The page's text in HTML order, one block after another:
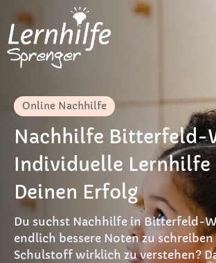
LRS
DaF
Preise
FAQ
Online Nachhilfe
Nachhilfe Bitterfeld-
Individuelle Lernhilfe
Deinen Erfolg
Du suchst Nachhilfe in Bitterfeld-
endlich bessere Noten zu
Schulstoff wirklich zu verstehen?